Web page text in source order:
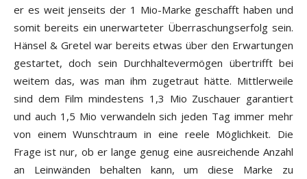
er es weit jenseits der 1 Mio-Marke geschafft haben und
somit bereits ein unerwarteter Überraschungserfolg sein.
Hänsel & Gretel war bereits etwas über den Erwartungen
gestartet, doch sein Durchhaltevermögen übertrifft bei
weitem das, was man ihm zugetraut hätte. Mittlerweile
sind dem Film mindestens 1,3 Mio Zuschauer garantiert
und auch 1,5 Mio verwandeln sich jeden Tag immer mehr
von einem Wunschtraum in eine reele Möglichkeit. Die
Frage ist nur, ob er lange genug eine ausreichende Anzahl
an Leinwänden behalten kann, um diese Marke zu